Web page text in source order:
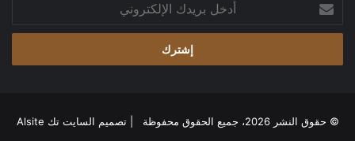
بريدك
الإلكتروني
© حقوق النشر 2026، جميع الحقوق محفوظة | تصميم
السايت تك Alsite